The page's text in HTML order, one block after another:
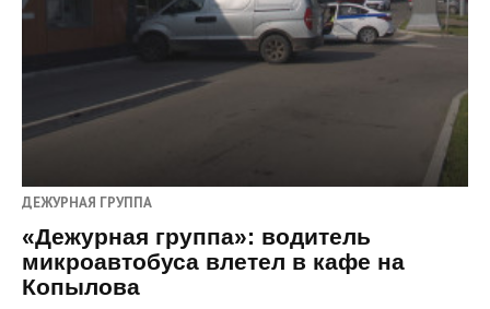
ДЕЖУРНАЯ ГРУППА
«Дежурная группа»: водитель
микроавтобуса влетел в кафе на
Копылова